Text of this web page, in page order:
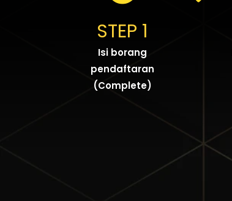
STEP 1
Isi borang
pendaftaran
(Complete)